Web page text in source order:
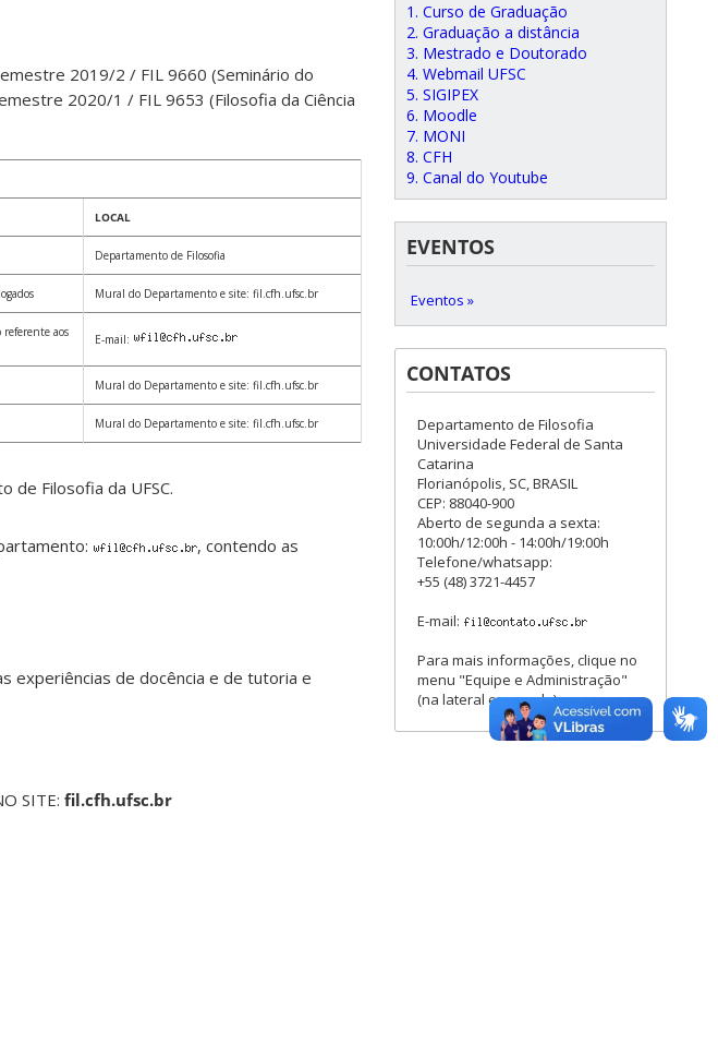
2019/2 / FIL 9660 (Seminário do
2020/1 / FIL 9653 (Filosofia da Ciência
LOCAL
Departamento de Filosofia
Mural do Departamento e site: fil.cfh.ufsc.br
aos
E-mail:
Mural do Departamento e site: fil.cfh.ufsc.br
Mural do Departamento e site: fil.cfh.ufsc.br
de Filosofia da UFSC.
, contendo as
experiências de docência e de tutoria e
SITE: fil.cfh.ufsc.br
1. Curso de Graduação
2. Graduação a distância
3. Mestrado e Doutorado
4. Webmail UFSC
5. SIGIPEX
6. Moodle
7. MONI
8. CFH
9. Canal do Youtube
EVENTOS
Eventos »
CONTATOS
Departamento de Filosofia
Universidade Federal de Santa
Catarina
Florianópolis, SC, BRASIL
CEP: 88040-900
Aberto de segunda a sexta:
10:00h/12:00h - 14:00h/19:00h
Telefone/whatsapp:
+55 (48) 3721-4457
E-mail:
Para mais informações, clique no
menu "Equipe e Administração"
(na lateral esquerda).